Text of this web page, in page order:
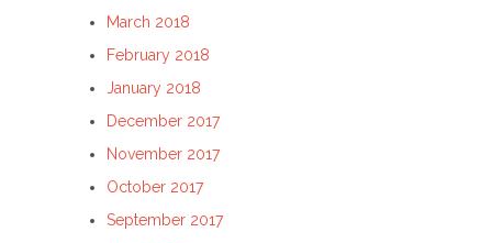
March 2018
February 2018
January 2018
December 2017
November 2017
October 2017
September 2017